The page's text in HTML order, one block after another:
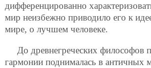
дифференцированно
мир неизбежно приводило его к
мире, о лучшем человеке.
До древнегреческих философов
гармонии поднималась в античных